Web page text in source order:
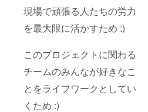
現場で頑張る人たちの労力
を最大限に活かすため :)
このプロジェクトに関わる
チームのみんなが好きなこ
とをライフワークとしてい
くため :)